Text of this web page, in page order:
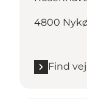
4800
Find vej